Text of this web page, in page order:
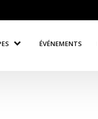
ÉVÉNEMENTS